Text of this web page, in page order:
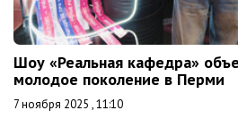
Шоу «Реальная кафедра»
молодое поколение в Перми
7 ноября 2025 , 11:10